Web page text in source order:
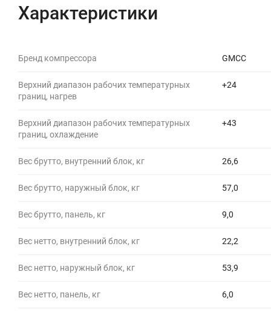
Характеристики
Бренд компрессора GMCC
Верхний диапазон рабочих температурных
границ, нагрев
+24
Верхний диапазон рабочих температурных
границ, охлаждение
+43
Вес брутто, внутренний блок, кг 26,6
Вес брутто, наружный блок, кг 57,0
Вес брутто, панель, кг 9,0
Вес нетто, внутренний блок, кг 22,2
Вес нетто, наружный блок, кг 53,9
Вес нетто, панель, кг 6,0